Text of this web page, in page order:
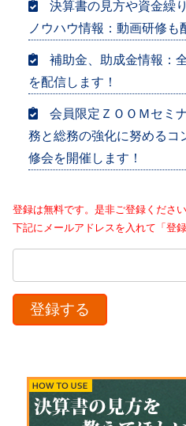
決算書の見方や資金繰
ノウハウ情報：動画研修も
補助金、助成金情報：
を配信します！
会員限定ＺＯＯＭセミ
務と総務の強化に努めるコ
修会を開催します！
登録は無料です。是非ご登録ください
下記にメールアドレスを入れて「登